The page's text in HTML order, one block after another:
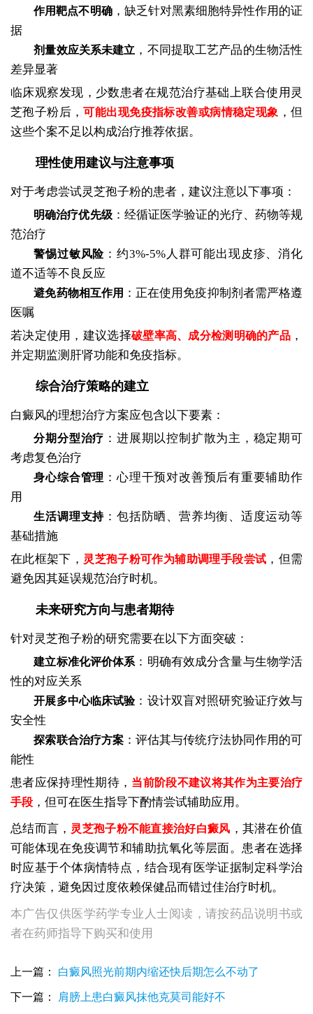
作用靶点不明确，缺乏针对黑素细胞特异性作用的证
据
剂量效应关系未建立 ，不同提取工艺产品的生物活性
差异显著
临床观察发现，少数患者在规范治疗基础上联合使用灵
芝孢子粉后，可能出现免疫指标改善或病情稳定现象 ，但
这些个案不足以构成治疗推荐依据。
理性使用建议与注意事项
对于考虑尝试灵芝孢子粉的患者，建议注意以下事项：
明确治疗优先级：经循证医学验证的光疗、药物等规
范治疗
警惕过敏风险 ：约3%-5%人群可能出现皮疹、消化
道不适等不良反应
避免药物相互作用 ：正在使用免疫抑制剂者需严格遵
医嘱
若决定使用，建议选择破壁率高、成分检测明确的产品 ，
并定期监测肝肾功能和免疫指标。
综合治疗策略的建立
白癜风的理想治疗方案应包含以下要素：
分期分型治疗 ：进展期以控制扩散为主，稳定期可
考虑复色治疗
身心综合管理 ：心理干预对改善预后有重要辅助作
用
生活调理支持 ：包括防晒、营养均衡、适度运动等
基础措施
在此框架下， 灵芝孢子粉可作为辅助调理手段尝试 ，但需
避免因其延误规范治疗时机。
未来研究方向与患者期待
针对灵芝孢子粉的研究需要在以下方面突破：
建立标准化评价体系：明确有效成分含量与生物学活
性的对应关系
开展多中心临床试验：设计双盲对照研究验证疗效与
安全性
探索联合治疗方案：评估其与传统疗法协同作用的可
能性
患者应保持理性期待， 当前阶段不建议将其作为主要治疗
手段，但可在医生指导下酌情尝试辅助应用。
总结而言， 灵芝孢子粉不能直接治好白癜风 ，其潜在价值
可能体现在免疫调节和辅助抗氧化等层面。患者在选择
时应基于个体病情特点，结合现有医学证据制定科学治
疗决策，避免因过度依赖保健品而错过佳治疗时机。
本广告仅供医学药学专业人士阅读，请按药品说明书或
者在药师指导下购买和使用
上一篇： 白癜风照光前期内缩还快后期怎么不动了
下一篇： 肩膀上患白癜风抹他克莫司能好不
灵芝孢子粉能治疗白癜风吗